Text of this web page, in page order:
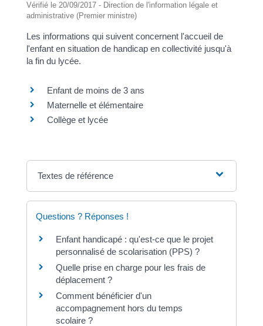
Vérifié le 20/09/2017 - Direction de l'information légale et
administrative (Premier ministre)
Les informations qui suivent concernent l'accueil de
l'enfant en situation de handicap en collectivité jusqu'à
la fin du lycée.
Enfant de moins de 3 ans
Maternelle et élémentaire
Collège et lycée
Textes de référence
Questions ? Réponses !
Enfant handicapé : qu'est-ce que le projet
personnalisé de scolarisation (PPS) ?
Quelle prise en charge pour les frais de
déplacement ?
Comment bénéficier d'un
accompagnement hors du temps
scolaire ?